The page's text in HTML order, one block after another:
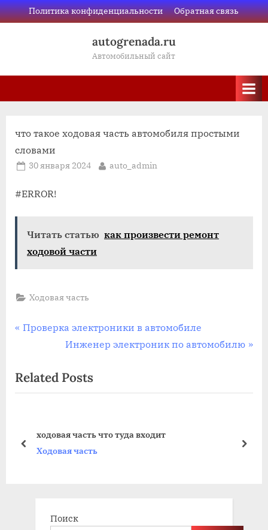
Skip
to
Политика конфиденциальности Обратная связь
autogrenada.ru
Автомобильный сайт
что такое ходовая часть автомобиля простыми
словами
Posted
30 января 2024 By
auto_admin
#ERROR!
Читать статью как произвести ремонт
ходовой части
Ходовая часть
Навигация
записям
P
v
i
s
Проверка электроники в автомобиле
N
x
t
Инженер электроник по автомобилю
Related Posts
ходовая часть что туда входит
Ходовая часть
prev next
Поиск